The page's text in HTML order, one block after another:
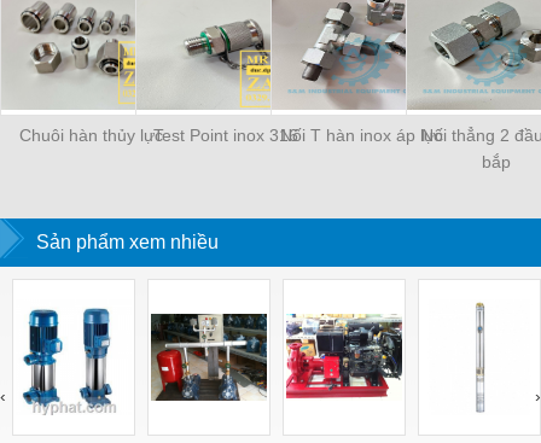
Chuôi hàn thủy lựcTest Point inox 316Nối T hàn inox áp lựcNối thẳng 2
bắp
Sản phẩm xem nhiều
‹ ›